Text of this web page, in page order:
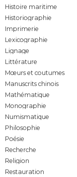
Histoire maritime
Historiographie
Imprimerie
Lexicographie
Lignage
Littérature
Mœurs et coutumes
Manuscrits chinois
Mathématique
Monographie
Numismatique
Philosophie
Poésie
Recherche
Religion
Restauration